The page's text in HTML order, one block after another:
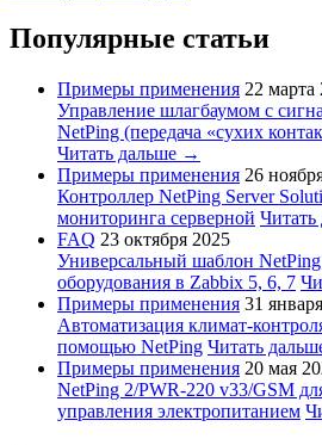
Популярные статьи
Примеры применения 22 марта
Управление шлагбаумом с
NetPing (передача «сухих
Читать дальше →
Примеры применения 26
Контроллер NetPing Server
мониторинга серверной
FAQ 23 октября 2025
Универсальный шаблон
оборудования в Zabbix 5, 6, 7
Примеры применения 31
Автоматизация климат-
помощью NetPing Читать
Примеры применения 20 мая
NetPing 2/PWR-220 v33/GSM
управления электропитанием